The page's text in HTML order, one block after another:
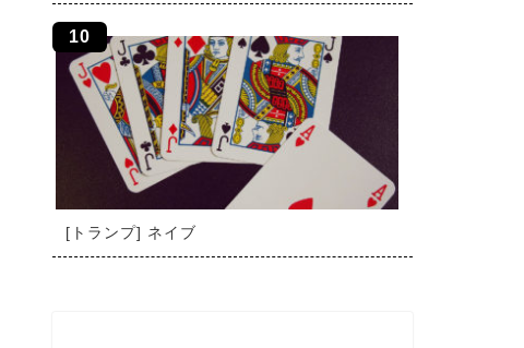
[トランプ] ネイブ